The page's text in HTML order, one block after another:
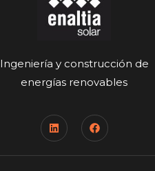
Ingeniería y construcción de
energías renovables